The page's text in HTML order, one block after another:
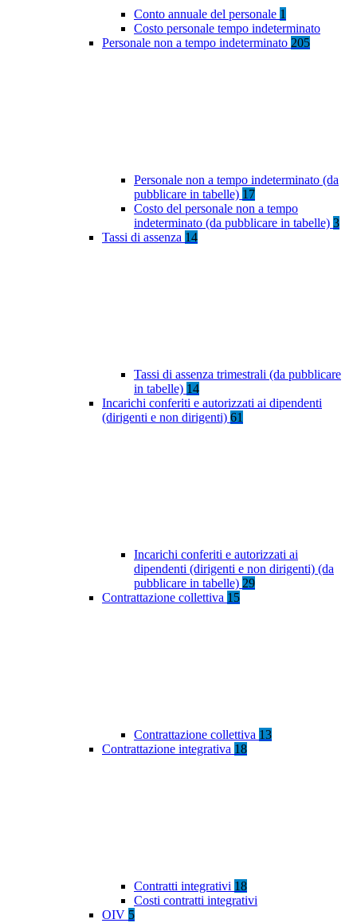
Conto annuale del personale 1
Costo personale tempo indeterminato
Personale non a tempo indeterminato 205
Personale non a tempo indeterminato (da
pubblicare in tabelle) 17
Costo del personale non a tempo
indeterminato (da pubblicare in tabelle) 3
Tassi di assenza 14
Tassi di assenza trimestrali (da pubblicare
in tabelle) 14
Incarichi conferiti e autorizzati ai dipendenti
(dirigenti e non dirigenti) 61
Incarichi conferiti e autorizzati ai
dipendenti (dirigenti e non dirigenti) (da
pubblicare in tabelle) 29
Contrattazione collettiva 15
Contrattazione collettiva 13
Contrattazione integrativa 18
Contratti integrativi 18
Costi contratti integrativi
OIV 5